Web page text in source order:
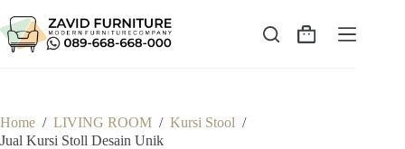
to
content
Shopping
Home / LIVING ROOM / Kursi Stool /
Jual Kursi Stoll Desain Unik